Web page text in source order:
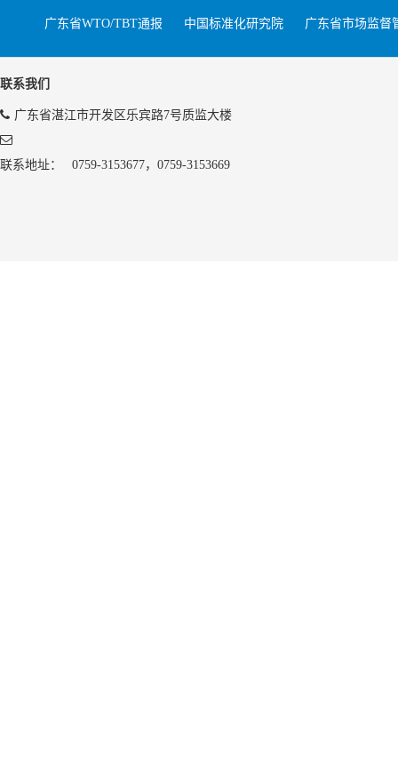
广东省WTO/TBT通报 中国标准化研究院 广东省市场监督
联系我们
广东省湛江市开发区乐宾路7号质监大楼
联系地址： 0759-3153677，0759-3153669